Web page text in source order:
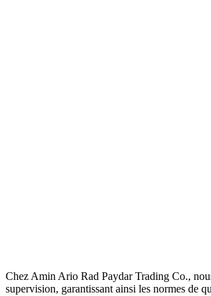
Chez Amin Ario Rad Paydar Trading Co.,
supervision, garantissant ainsi les normes de